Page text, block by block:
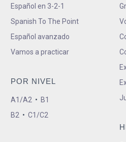
Español en 3-2-1
Spanish To The Point
Español avanzado
Vamos a practicar
POR NIVEL
A1/A2 • B1
B2 • C1/C2